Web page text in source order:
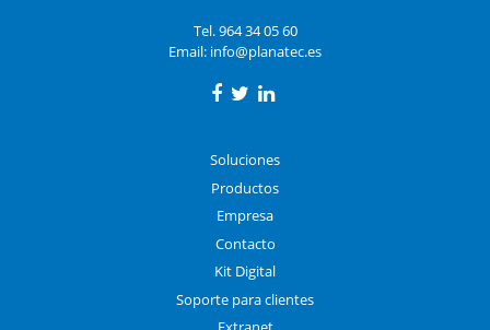
Tel. 964 34 05 60
Email: info@planatec.es
Soluciones
Productos
Empresa
Contacto
Kit Digital
Soporte para clientes